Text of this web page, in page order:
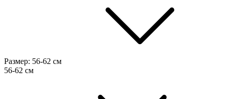
Размер: 56-62 см
56-62 см